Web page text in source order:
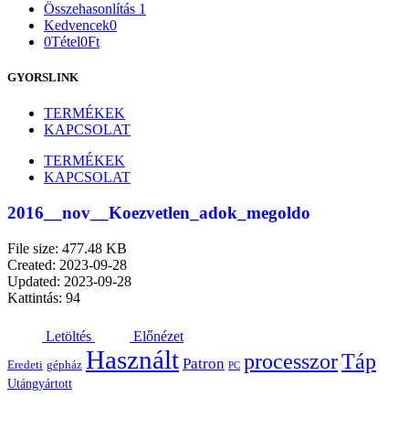
Összehasonlítás 1
Kedvencek0
0Tétel0Ft
GYORSLINK
TERMÉKEK
KAPCSOLAT
TERMÉKEK
KAPCSOLAT
2016__nov__Koezvetlen_adok_megoldo
File size: 477.48 KB
Created: 2023-09-28
Updated: 2023-09-28
Kattintás: 94
Letöltés Előnézet
Eredeti gépház Használt Patron PC processzorTáp
Utángyártott